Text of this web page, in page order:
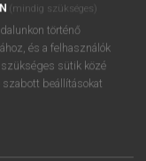
(mindig szükséges)
történő
és a felhasználók
sütik közé
beállításokat